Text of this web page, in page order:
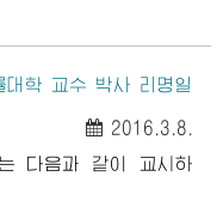
대학 교수 박사 리명일
2016.3.8.
다음과 같이 교시하